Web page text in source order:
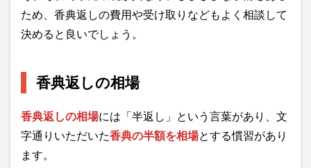
ため、香典返しの費用や受け取りなどもよく相談して
決めると良いでしょう。
香典返しの相場
香典返しの相場には「半返し」という言葉があり、文
字通りいただいた香典の半額を相場とする慣習があり
ます。